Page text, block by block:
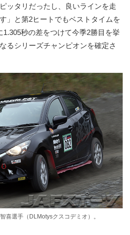
ッタリだったし、良いラインを走
」と第2ヒートでもベストタイムを
秒の差をつけて今季2勝目を挙
るシリーズチャンピオンを確定さ
喜選手（DLMotysクスコデミオ）。